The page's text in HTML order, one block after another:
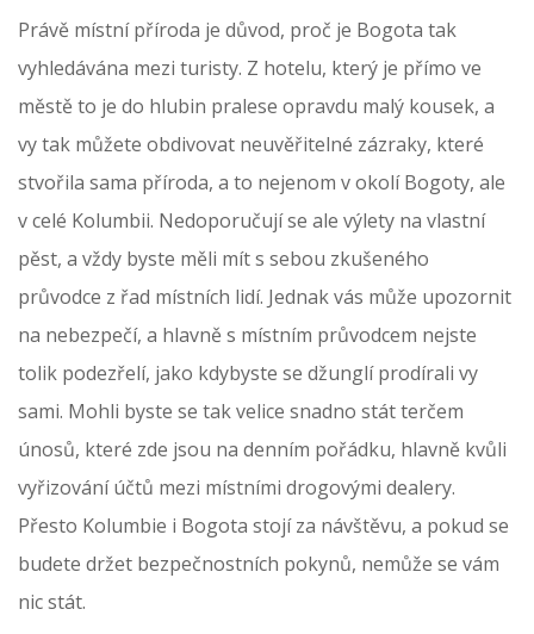
Právě místní příroda je důvod, proč je Bogota tak
vyhledávána mezi turisty. Z hotelu, který je přímo ve
městě to je do hlubin pralese opravdu malý kousek, a
vy tak můžete obdivovat neuvěřitelné zázraky, které
stvořila sama příroda, a to nejenom v okolí Bogoty, ale
v celé Kolumbii. Nedoporučují se ale výlety na vlastní
pěst, a vždy byste měli mít s sebou zkušeného
průvodce z řad místních lidí. Jednak vás může upozornit
na nebezpečí, a hlavně s místním průvodcem nejste
tolik podezřelí, jako kdybyste se džunglí prodírali vy
sami. Mohli byste se tak velice snadno stát terčem
únosů, které zde jsou na denním pořádku, hlavně kvůli
vyřizování účtů mezi místními drogovými dealery.
Přesto Kolumbie i Bogota stojí za návštěvu, a pokud se
budete držet bezpečnostních pokynů, nemůže se vám
nic stát.